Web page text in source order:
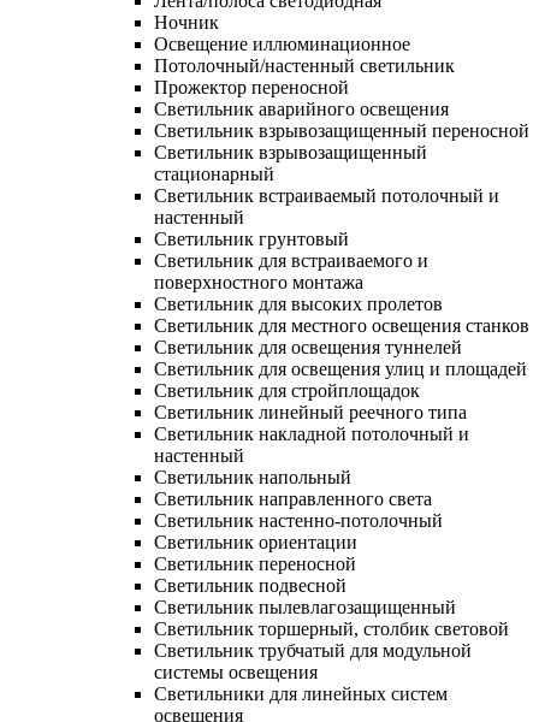
Ночник
Освещение иллюминационное
Потолочный/настенный светильник
Прожектор переносной
Светильник аварийного освещения
Светильник взрывозащищенный переносной
Светильник взрывозащищенный
стационарный
Светильник встраиваемый потолочный и
настенный
Светильник грунтовый
Светильник для встраиваемого и
поверхностного монтажа
Светильник для высоких пролетов
Светильник для местного освещения станков
Светильник для освещения туннелей
Светильник для освещения улиц и площадей
Светильник для стройплощадок
Светильник линейный реечного типа
Светильник накладной потолочный и
настенный
Светильник напольный
Светильник направленного света
Светильник настенно-потолочный
Светильник ориентации
Светильник переносной
Светильник подвесной
Светильник пылевлагозащищенный
Светильник торшерный, столбик световой
Светильник трубчатый для модульной
системы освещения
Светильники для линейных систем
освещения